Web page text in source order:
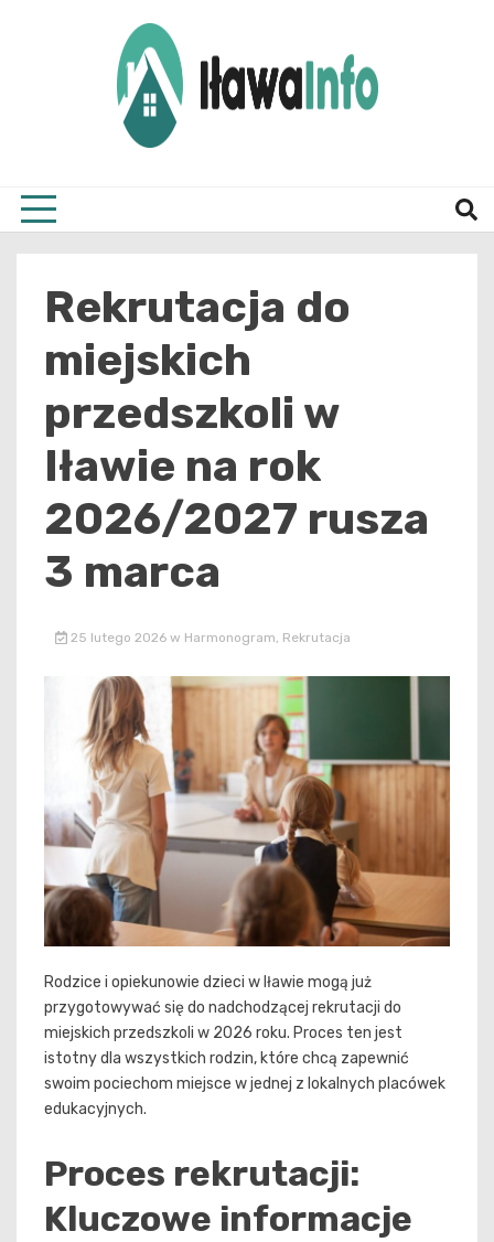
Rekrutacja do
miejskich
przedszkoli w
Iławie na rok
2026/2027 rusza
3 marca
25 lutego 2026 w Harmonogram, Rekrutacja
Rodzice i opiekunowie dzieci w Iławie mogą już
przygotowywać się do nadchodzącej rekrutacji do
miejskich przedszkoli w 2026 roku. Proces ten jest
istotny dla wszystkich rodzin, które chcą zapewnić
swoim pociechom miejsce w jednej z lokalnych placówek
edukacyjnych.
Proces rekrutacji:
Kluczowe informacje